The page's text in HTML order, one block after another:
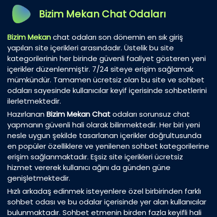
Bizim Mekan Chat Odaları
Bizim Mekanchat odaları son dönemin en sık giriş
yapılan site içerikleri arasındadır. Üstelik bu site
kategorilerinin her birinde güvenli faaliyet gösteren yeni
içerikler düzenlenmiştir. 7/24 siteye erişim sağlamak
mümkündür. Tamamen ücretsiz olan bu site ve sohbet
odaları sayesinde kullanıcılar keyif içerisinde sohbetlerini
ilerletmektedir.
HazırlananBizim Mekan Chatodaları sorunsuz chat
yapmanın güvenli hali olarak bilinmektedir. Her biri yeni
nesle uygun şekilde tasarlanan içerikler doğrultusunda
en popüler özelliklere ve yenilenen sohbet kategorilerine
erişim sağlanmaktadır. Eşsiz site içerikleri ücretsiz
hizmet vererek kullanıcı ağını da günden güne
genişletmektedir.
Hızlı arkadaş edinmek isteyenlere özel birbirinden farklı
sohbet odası ve bu odalar içerisinde yer alan kullanıcılar
bulunmaktadır. Sohbet etmenin birden fazla keyifli hali